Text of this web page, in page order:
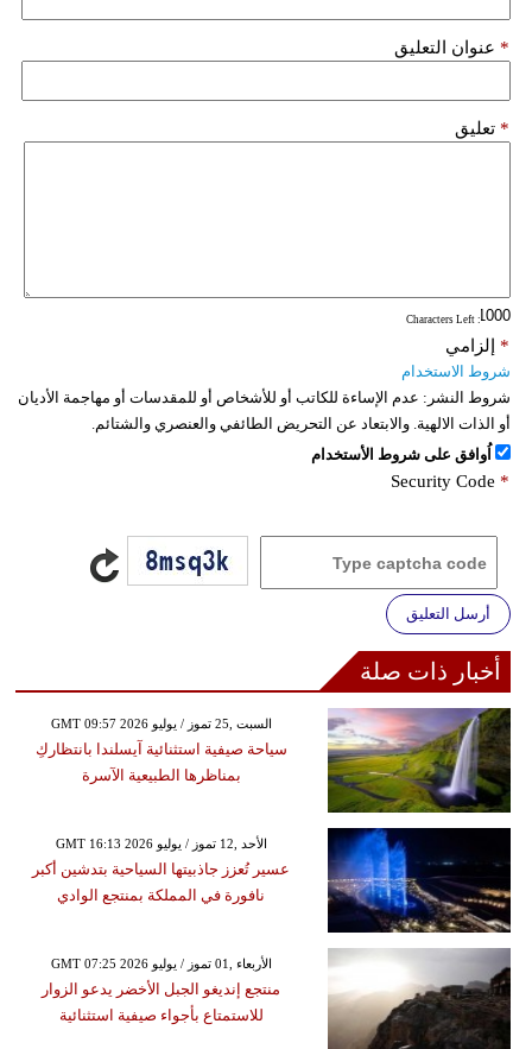
عنوان التعليق *
تعليق *
: Characters Left
إلزامي *
شروط الاستخدام
شروط النشر: عدم الإساءة للكاتب أو للأشخاص أو للمقدسات أو مهاجمة الأديان
أو الذات الالهية. والابتعاد عن التحريض الطائفي والعنصري والشتائم.
اُوافق على شروط الأستخدام
Security Code *
أرسل التعليق
أخبار ذات صلة
GMT 09:57 2026 السبت ,25 تموز / يوليو
سياحة صيفية استثنائية آيسلندا بانتظاركِ
بمناظرها الطبيعية الآسرة
GMT 16:13 2026 الأحد ,12 تموز / يوليو
عسير تُعزز جاذبيتها السياحية بتدشين أكبر
نافورة في المملكة بمنتجع الوادي
GMT 07:25 2026 الأربعاء ,01 تموز / يوليو
منتجع إنديغو الجبل الأخضر يدعو الزوار
للاستمتاع بأجواء صيفية استثنائية